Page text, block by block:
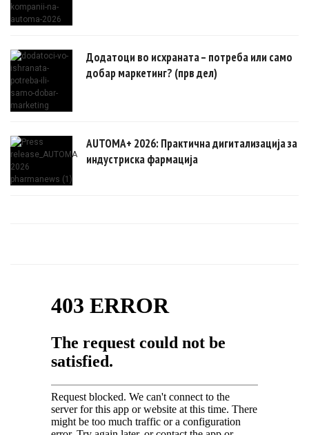
Додатоци во исхраната – потреба или само
добар маркетинг? (прв дел)
AUTOMA+ 2026: Практична дигитализација за
индустриска фармација